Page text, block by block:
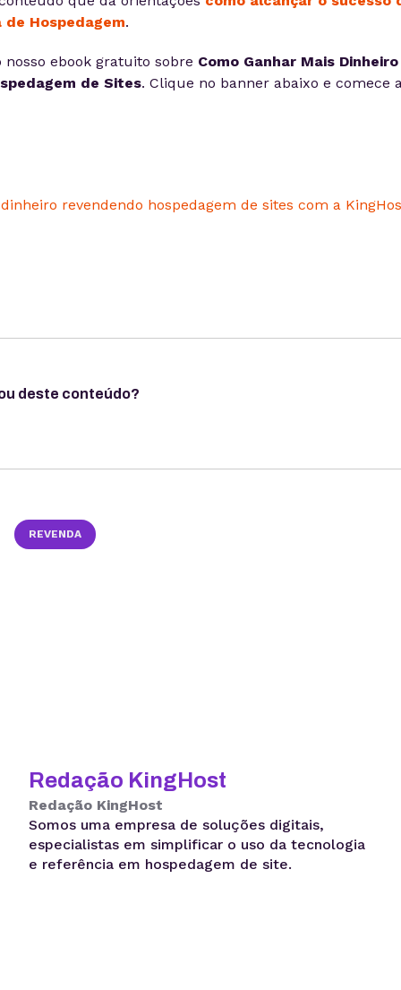
de Hospedagem.
ebook gratuito sobre Como Ganhar Mais
de Sites. Clique no banner abaixo e comece
deste conteúdo?
REVENDA
Redação KingHost
Redação KingHost
Somos uma empresa de soluções digitais,
especialistas em simplificar o uso da tecnologia
e referência em hospedagem de site.